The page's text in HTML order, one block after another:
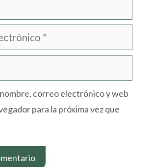
correo electrónico y web
para la próxima vez que